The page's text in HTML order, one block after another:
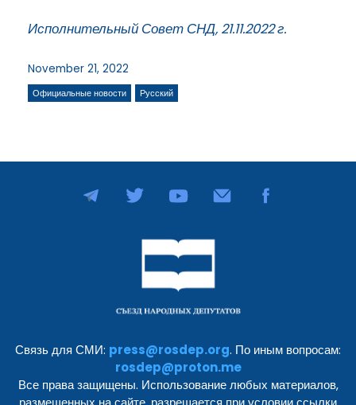
Исполнительный Совет СНД, 21.11.2022 г.
November 21, 2022
Официальные новости Русский
Связь для СМИ: press@rosdep.org. По иным вопросам:
rosdep@proton.me
Все права защищены. Использование любых материалов,